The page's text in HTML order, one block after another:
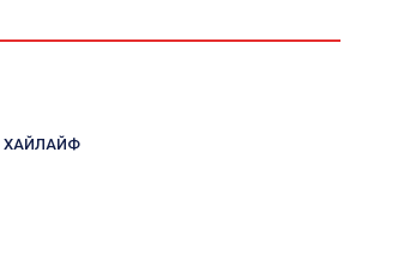
ХАЙЛАЙФ